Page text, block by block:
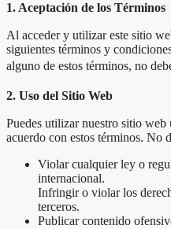
1. Aceptación de los Términos
Al acceder y utilizar este sitio
siguientes términos y
alguno de estos términos, no
2. Uso del Sitio Web
Puedes utilizar nuestro sitio web
acuerdo con estos términos. No
Violar cualquier ley o
internacional.
Infringir o violar los
terceros.
Publicar contenido